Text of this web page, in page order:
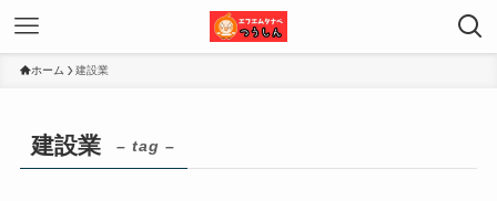
ホーム 建設業
建設業 – tag –